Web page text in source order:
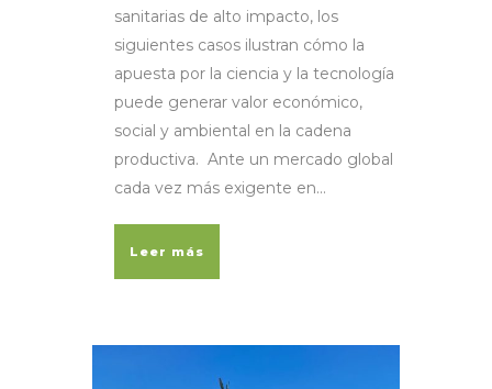
sanitarias de alto impacto, los
siguientes casos ilustran cómo la
apuesta por la ciencia y la tecnología
puede generar valor económico,
social y ambiental en la cadena
productiva. Ante un mercado global
cada vez más exigente en...
Leer más